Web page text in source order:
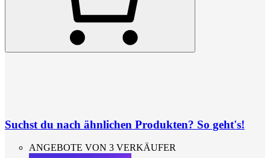
Suchst du nach ähnlichen Produkten? So geht's!
ANGEBOTE VON 3 VERKÄUFER